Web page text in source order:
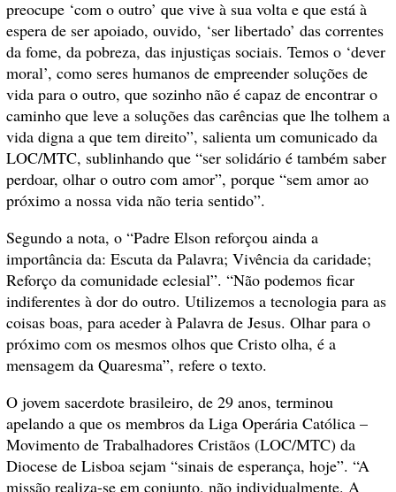
preocupe ‘com o outro’ que vive à sua volta e que está à
espera de ser apoiado, ouvido, ‘ser libertado’ das correntes
da fome, da pobreza, das injustiças sociais. Temos o ‘dever
moral’, como seres humanos de empreender soluções de
vida para o outro, que sozinho não é capaz de encontrar o
caminho que leve a soluções das carências que lhe tolhem a
vida digna a que tem direito”, salienta um comunicado da
LOC/MTC, sublinhando que “ser solidário é também saber
perdoar, olhar o outro com amor”, porque “sem amor ao
próximo a nossa vida não teria sentido”.
Segundo a nota, o “Padre Elson reforçou ainda a
importância da: Escuta da Palavra; Vivência da caridade;
Reforço da comunidade eclesial”. “Não podemos ficar
indiferentes à dor do outro. Utilizemos a tecnologia para as
coisas boas, para aceder à Palavra de Jesus. Olhar para o
próximo com os mesmos olhos que Cristo olha, é a
mensagem da Quaresma”, refere o texto.
O jovem sacerdote brasileiro, de 29 anos, terminou
apelando a que os membros da Liga Operária Católica –
Movimento de Trabalhadores Cristãos (LOC/MTC) da
Diocese de Lisboa sejam “sinais de esperança, hoje”. “A
missão realiza-se em conjunto, não individualmente. A